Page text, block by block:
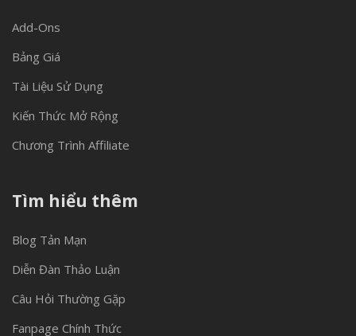
Add-Ons
Bảng Giá
Tài Liệu Sử Dụng
Kiến Thức Mở Rộng
Chương Trình Affiliate
Tìm hiểu thêm
Blog Tản Mạn
Diễn Đàn Thảo Luận
Câu Hỏi Thường Gặp
Fanpage Chính Thức